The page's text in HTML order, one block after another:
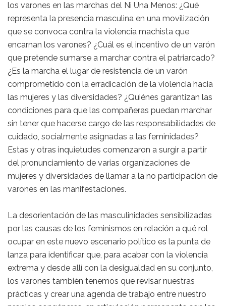
los varones en las marchas del Ni Una Menos: ¿Qué
representa la presencia masculina en una movilización
que se convoca contra la violencia machista que
encarnan los varones? ¿Cuál es el incentivo de un varón
que pretende sumarse a marchar contra el patriarcado?
¿Es la marcha el lugar de resistencia de un varón
comprometido con la erradicación de la violencia hacia
las mujeres y las diversidades? ¿Quiénes garantizan las
condiciones para que las compañeras puedan marchar
sin tener que hacerse cargo de las responsabilidades de
cuidado, socialmente asignadas a las feminidades?
Estas y otras inquietudes comenzaron a surgir a partir
del pronunciamiento de varias organizaciones de
mujeres y diversidades de llamar a la no participación de
varones en las manifestaciones.
La desorientación de las masculinidades sensibilizadas
por las causas de los feminismos en relación a qué rol
ocupar en este nuevo escenario político es la punta de
lanza para identificar que, para acabar con la violencia
extrema y desde allí con la desigualdad en su conjunto,
los varones también tenemos que revisar nuestras
prácticas y crear una agenda de trabajo entre nuestro